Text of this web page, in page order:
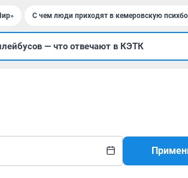
С чем люди приходят в кемеровскую
— что отвечают в КЭТК